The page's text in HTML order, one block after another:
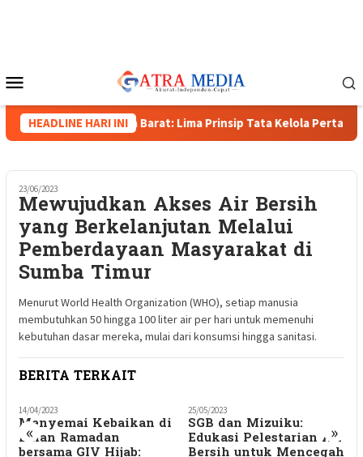
Mobile
HEADLINE HARI INI
Wakapolda Papua Barat: Lima Prinsip Tata Kelola
23/06/2023
Mewujudkan Akses Air Bersih
yang Berkelanjutan Melalui
Pemberdayaan Masyarakat di
Sumba Timur
Menurut World Health Organization (WHO), setiap manusia
membutuhkan 50 hingga 100 liter air per hari untuk memenuhi
kebutuhan dasar mereka, mulai dari konsumsi hingga sanitasi.
BERITA TERKAIT
« »
14/04/2023
Menyemai Kebaikan di
Bulan Ramadan
bersama GIV Hijab:
25/05/2023
SGB dan Mizuiku:
Edukasi Pelestarian Air
Bersih untuk Mencegah